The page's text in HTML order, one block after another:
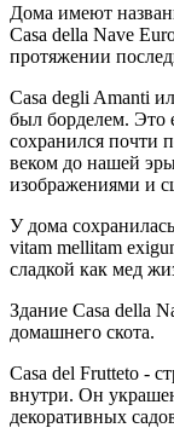
Дома имеют
Casa della Nave
протяжении
Casa degli Amanti
был борделем. Это
сохранился почти
веком до нашей
изображениями и
У дома
vitam mellitam
сладкой как мед
Здание Casa della
домашнего скота.
Casa del Frutteto -
внутри. Он
декоративных